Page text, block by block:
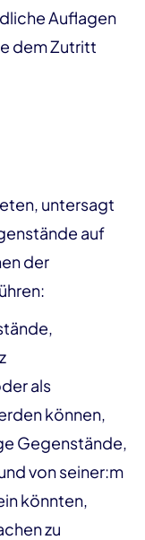
Auflagen
dem Zutritt
untersagt
auf
der
als
können,
Gegenstände,
von seiner:m
könnten,
zu